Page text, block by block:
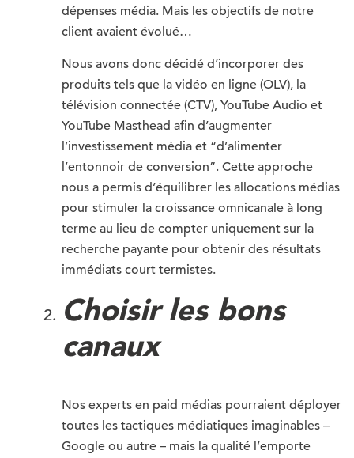
dépenses média. Mais les objectifs de notre
client avaient évolué…
Nous avons donc décidé d’incorporer des
produits tels que la vidéo en ligne (OLV), la
télévision connectée (CTV), YouTube Audio et
YouTube Masthead afin d’augmenter
l’investissement média et “d’alimenter
l’entonnoir de conversion”. Cette approche
nous a permis d’équilibrer les allocations médias
pour stimuler la croissance omnicanale à long
terme au lieu de compter uniquement sur la
recherche payante pour obtenir des résultats
immédiats court termistes.
Choisir les bons
canaux
Nos experts en paid médias pourraient déployer
toutes les tactiques médiatiques imaginables –
Google ou autre – mais la qualité l’emporte